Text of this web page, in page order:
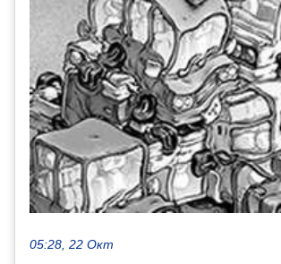
05:28, 22 Окт